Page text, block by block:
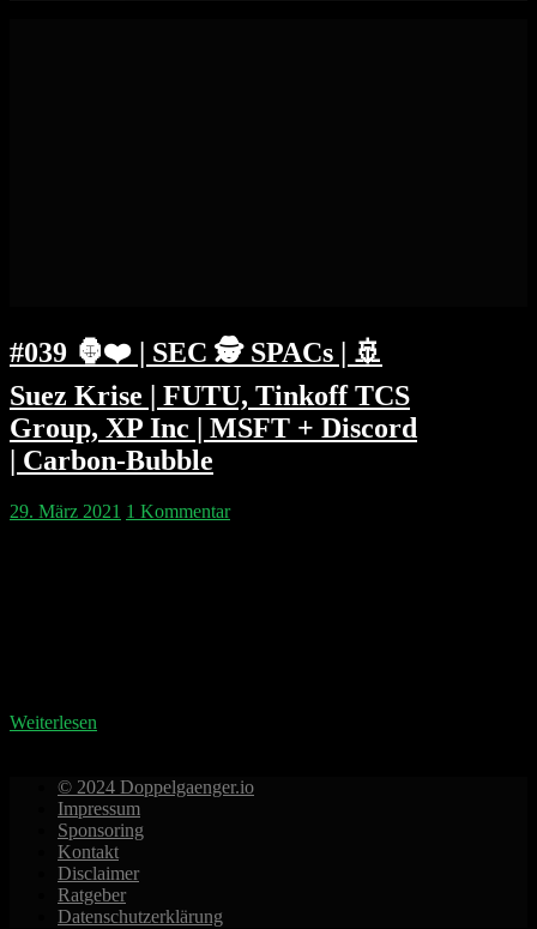
#039 🦍❤️ | SEC 🕵️ SPACs | 🚢
Suez Krise | FUTU, Tinkoff TCS
Group, XP Inc | MSFT + Discord
| Carbon-Bubble
29. März 2021 1 Kommentar
Weiterlesen
© 2024 Doppelgaenger.io
Impressum
Sponsoring
Kontakt
Disclaimer
Ratgeber
Datenschutzerklärung